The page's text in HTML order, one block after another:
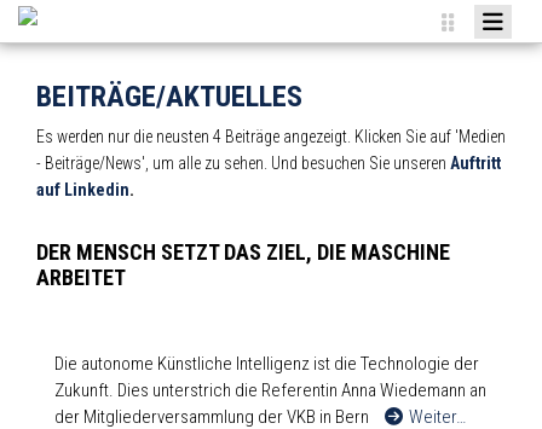
VORTEILE
SEKTIONEN
BEITRITT
EVENTS
BEITRÄGE/AKTUELLES
Es werden nur die neusten 4 Beiträge angezeigt. Klicken Sie auf 'Medien
- Beiträge/News', um alle zu sehen. Und besuchen Sie unseren Auftritt
auf Linkedin.
DER MENSCH SETZT DAS ZIEL, DIE MASCHINE
ARBEITET
Die autonome Künstliche Intelligenz ist die Technologie der
Zukunft. Dies unterstrich die Referentin Anna Wiedemann an
der Mitgliederversammlung der VKB in Bern
Weiter…